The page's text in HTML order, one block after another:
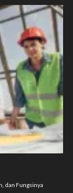
dan Fungsinya